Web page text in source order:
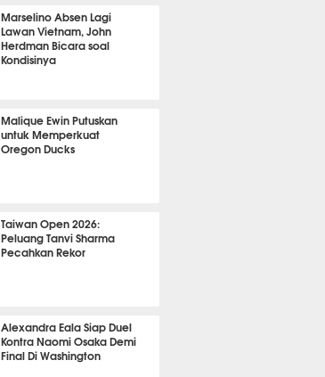
Marselino Absen Lagi
Lawan Vietnam, John
Herdman Bicara soal
Kondisinya
Malique Ewin Putuskan
untuk Memperkuat
Oregon Ducks
Taiwan Open 2026:
Peluang Tanvi Sharma
Pecahkan Rekor
Alexandra Eala Siap Duel
Kontra Naomi Osaka Demi
Final Di Washington